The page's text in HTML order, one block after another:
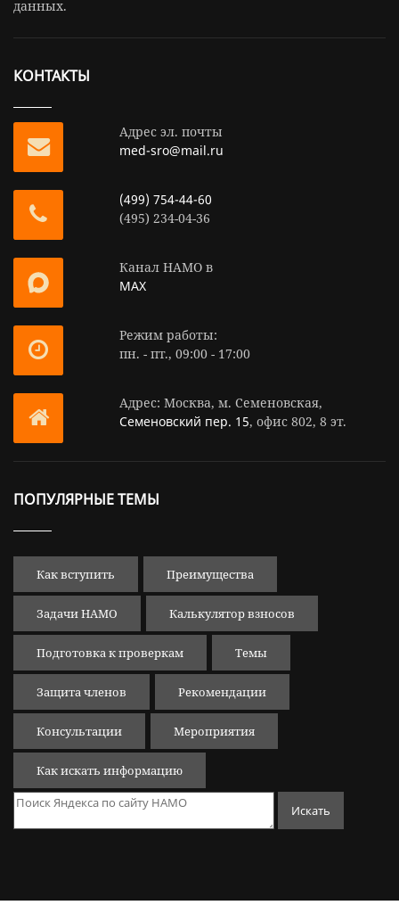
данных.
КОНТАКТЫ
Адрес эл. почты
med-sro@mail.ru
(499) 754-44-60
(495) 234-04-36
Канал НАМО в
MAX
Режим работы:
пн. - пт., 09:00 - 17:00
Адрес: Москва, м. Семеновская,
Семеновский пер. 15, офис 802, 8 эт.
ПОПУЛЯРНЫЕ ТЕМЫ
Как вступить Преимущества
Задачи НАМО Калькулятор взносов
Подготовка к проверкам Темы
Защита членов Рекомендации
Консультации Мероприятия
Как искать информацию